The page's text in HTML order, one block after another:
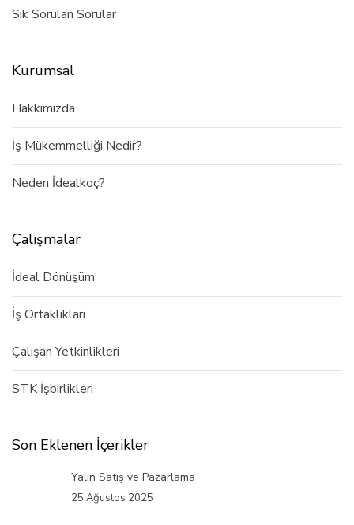
Sık Sorulan Sorular
Kurumsal
Hakkımızda
İş Mükemmelliği Nedir?
Neden İdealkoç?
Çalışmalar
İdeal Dönüşüm
İş Ortaklıkları
Çalışan Yetkinlikleri
STK İşbirlikleri
Son Eklenen İçerikler
Yalın Satış ve Pazarlama
25 Ağustos 2025